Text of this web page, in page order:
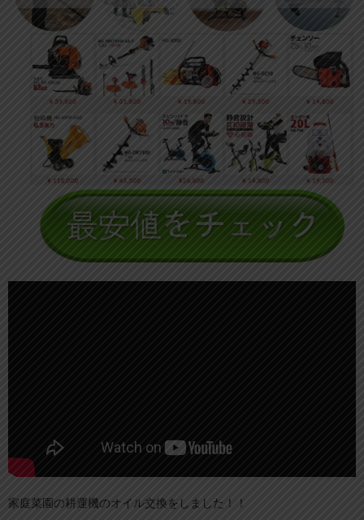
家庭菜園の耕運機のオイル交換をしました！！